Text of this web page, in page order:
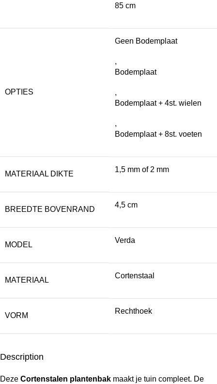
85 cm
OPTIES
Geen Bodemplaat
,
Bodemplaat
,
Bodemplaat + 4st. wielen
,
Bodemplaat + 8st. voeten
MATERIAAL DIKTE
1,5 mm of 2 mm
BREEDTE BOVENRAND
4,5 cm
MODEL
Verda
MATERIAAL
Cortenstaal
VORM
Rechthoek
Description
Deze Cortenstalen plantenbak maakt je tuin compleet. De